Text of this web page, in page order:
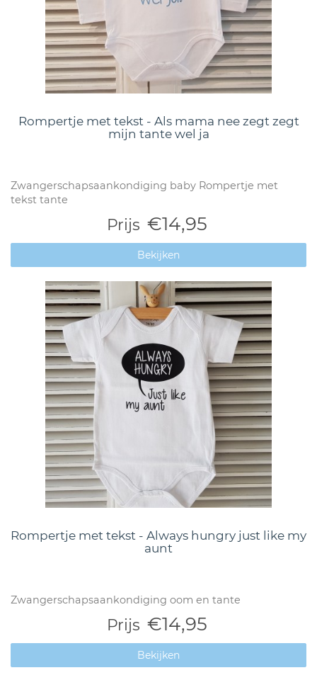
Rompertje met tekst - Als mama nee zegt zegt
mijn tante wel ja
Zwangerschapsaankondiging baby Rompertje met
tekst tante
Prijs €14,95
Bekijken
Rompertje met tekst - Always hungry just like my
aunt
Zwangerschapsaankondiging oom en tante
Prijs €14,95
Bekijken